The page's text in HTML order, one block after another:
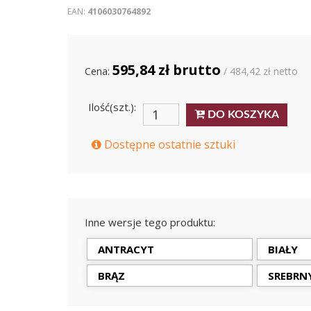
EAN: 4106030764892
Cena: 595,84 zł brutto / 484,42 zł netto
Ilość(szt.):
DO KOSZYKA
Dostępne ostatnie sztuki
Inne wersje tego produktu:
ANTRACYT
BIAŁY
BRĄZ